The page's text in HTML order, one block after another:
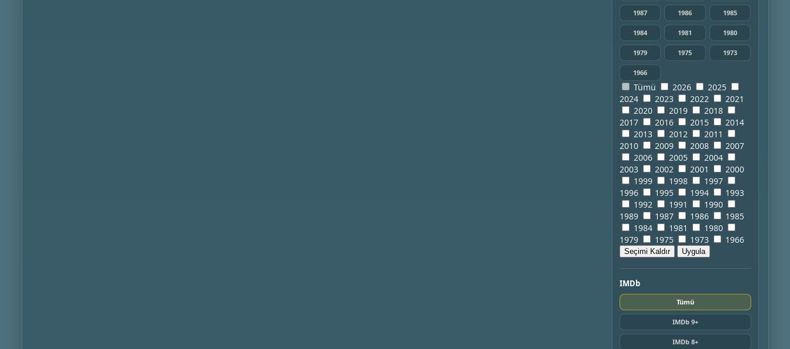
1987 1986 1985
1984 1981 1980
1979 1975 1973
1966
Tümü 2026
2025
2024
2023 2022
2021
2020
2019
2018
2017
2016 2015
2014
2013
2012
2011
2010
2009 2008
2007
2006
2005
2004
2003
2002 2001
2000
1999
1998
1997
1996
1995 1994
1993
1992
1991
1990
1989
1987 1986
1985
1984
1981
1980
1979
1975 1973 1966
Seçimi Kaldır Uygula
IMDb
Tümü
IMDb 9+
IMDb 8+